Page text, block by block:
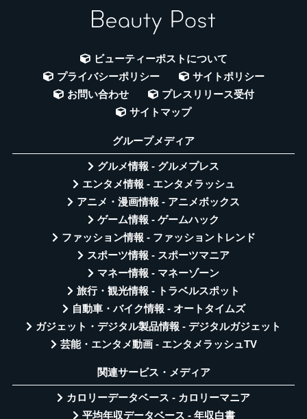
ビューティーポストについて
プライバシーポリシー
サイトポリシー
お問い合わせ
プレスリリース受付
サイトマップ
グループメディア
グルメ情報 - グルメプレス
エンタメ情報 - エンタメラッシュ
アニメ・漫画情報 - アニメボックス
ゲーム情報 - ゲームハック
ファッション情報 - ファッショントレンド
スポーツ情報 - スポーツマニア
マネー情報 - マネーゾーン
旅行・観光情報 - トラベルスポット
自動車・バイク情報 - オートタイムズ
ガジェット・デジタル製品情報 - デジタルガジェット
芸能・エンタメ動画 - エンタメラッシュTV
関連サービス・メディア
カロリーデータベース - カロリーマニア
平均年収データベース - 年収白書